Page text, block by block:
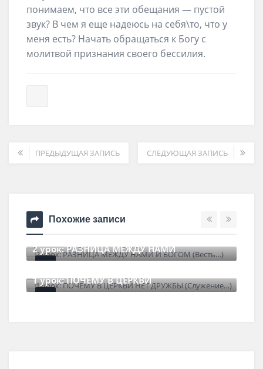
понимаем, что все эти обещания — пустой
звук? В чем я еще надеюсь на себя\то, что у
меня есть? Начать обращаться к Богу с
молитвой признания своего бессилия.
ПРЕДЫДУЩАЯ ЗАПИСЬ СЛЕДУЮЩАЯ ЗАПИСЬ
Похожие записи
2 урок: РАЗНИЦА МЕЖДУ НАМИ
1 урок: ПОЧЕМУ В ЦЕРКВИ